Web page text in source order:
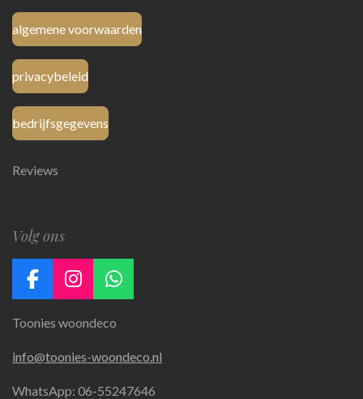
algemene voorwaarden
privacybeleid
bedrijfsgegevens
Reviews
Volg ons
F
c
b
o
I
s
a
g
W
a
s
A
Toonies woondeco
info@toonies-woondeco.nl
WhatsApp: 06-55247646